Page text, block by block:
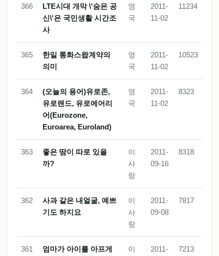
366
LTE시대 개막 \'숨은 공
신\'은 국민생활 시간조
사
영
국
2011-
11-02
11234
365
한일 통화스왑계약의
의미
영
국
2011-
11-02
10523
364
(오늘의 용어)유로존,
유로랜드, 유로에어리
어(Eurozone,
Euroarea, Euroland)
영
국
2011-
11-02
8323
363
좋은 땀이 따로 있을
까?
이
사
랑
2011-
09-16
8318
362
사과 같은 내얼굴, 예쁘
기도 하지요
이
사
랑
2011-
09-08
7817
361
엄마가 아이를 아프게
이
2011-
7213